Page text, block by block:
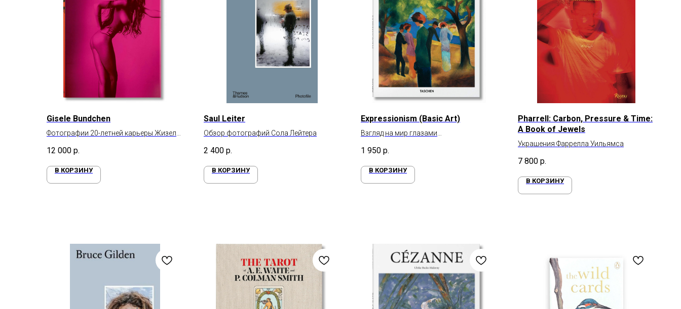
Gisele Bundchen
Фотографии 20-летней карьеры Жизель
12 000 р.
В КОРЗИНУ
Saul Leiter
Обзор фотографий Сола Лейтера
2 400 р.
В КОРЗИНУ
Expressionism (Basic Art)
Взгляд на мир глазами
1 950 р.
В КОРЗИНУ
Pharrell: Carbon, Pressure & Time:
A Book of Jewels
Украшения Фаррелла Уильямса
7 800 р.
В КОРЗИНУ